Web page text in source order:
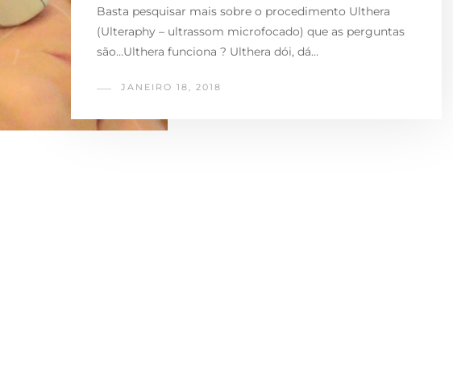
Basta pesquisar mais sobre o procedimento Ulthera
(Ulteraphy – ultrassom microfocado) que as perguntas
são…Ulthera funciona ? Ulthera dói, dá…
JANEIRO 18, 2018